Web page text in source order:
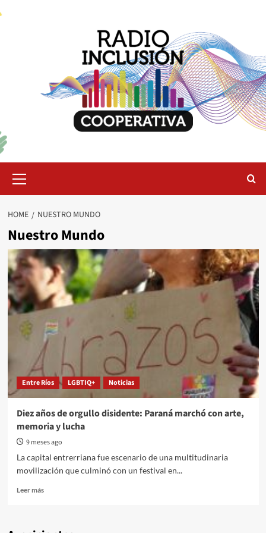
Menu
HOME NUESTRO MUNDO
Nuestro Mundo
Entre Ríos LGBTIQ+ Noticias
Diez años de orgullo disidente: Paraná marchó con arte,
memoria y lucha
9 meses ago
La capital entrerriana fue escenario de una multitudinaria
movilización que culminó con un festival en...
Leer másRead